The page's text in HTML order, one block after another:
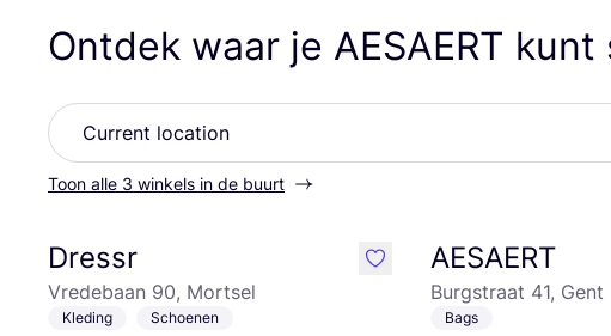
Ontdek waar je AESAERT kunt
Toon alle 3 winkels in de buurt
Dressr
Vredebaan 90, Mortsel
Kleding Schoenen
like AESAERT
Burgstraat 41, Gent
Bags